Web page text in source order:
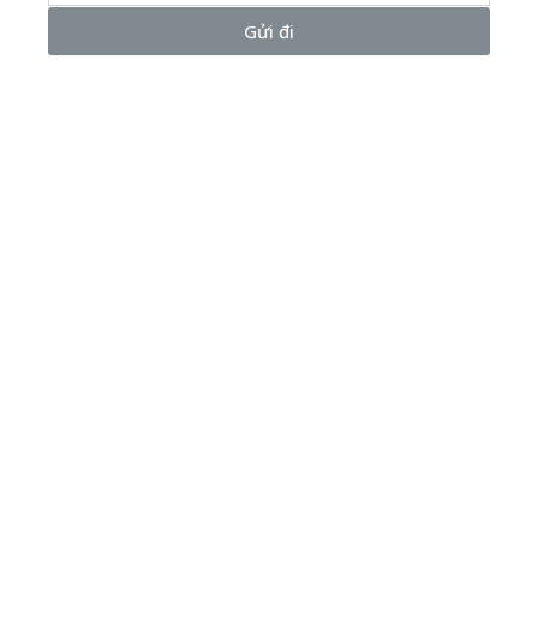
Gửi đi